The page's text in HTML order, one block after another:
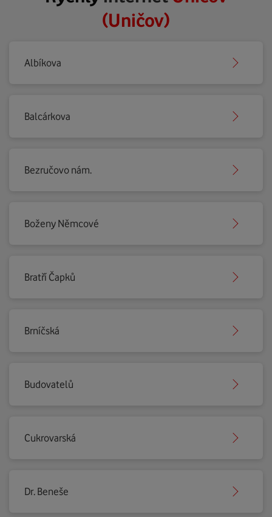
(Uničov)
Albíkova
Balcárkova
Bezručovo nám.
Boženy Němcové
Bratří Čapků
Brníčská
Budovatelů
Cukrovarská
Dr. Beneše